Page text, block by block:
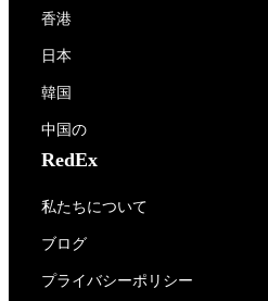
香港
日本
韓国
中国の
RedEx
私たちについて
ブログ
プライバシーポリシー